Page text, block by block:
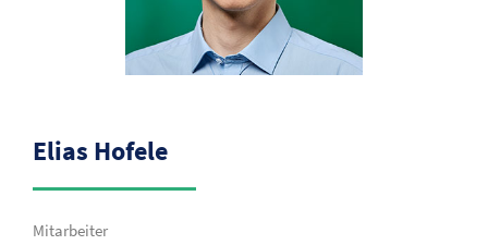
Elias Hofele
Mitarbeiter